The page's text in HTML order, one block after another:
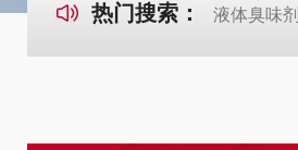
热门搜索： 液体臭味